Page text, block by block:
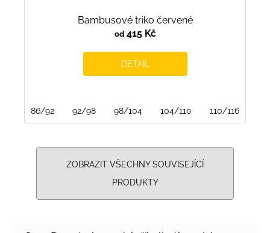
Bambusové triko červené
od415 Kč
DETAIL
86/92 92/98 98/104 104/110 110/116
ZOBRAZIT VŠECHNY SOUVISEJÍCÍ
PRODUKTY